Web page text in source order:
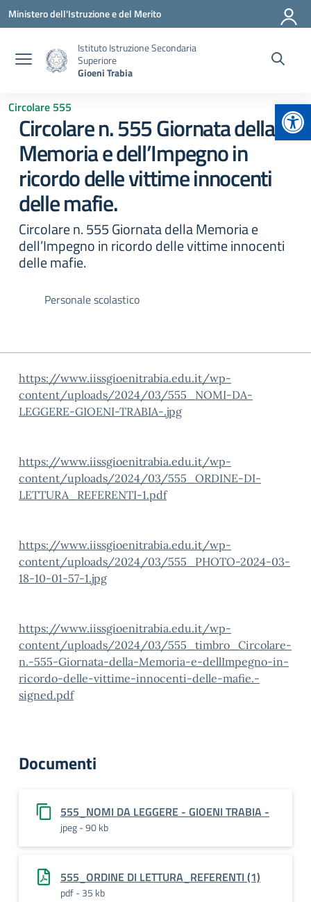
Vai ai contenuti
Vai al menu di navigazione
Vai al footer
Ministero dell'Istruzione e del Merito
Istituto Istruzione Secondaria
Superiore
Gioeni Trabia
Circolare 555
Circolare n. 555 Giornata della
Memoria e dell’Impegno in
ricordo delle vittime innocenti
delle mafie.
Circolare n. 555 Giornata della Memoria e
dell’Impegno in ricordo delle vittime innocenti
delle mafie.
Personale scolastico
https://www.iissgioenitrabia.edu.it/wp-
content/uploads/2024/03/555_NOMI-DA-
LEGGERE-GIOENI-TRABIA-.jpg
https://www.iissgioenitrabia.edu.it/wp-
content/uploads/2024/03/555_ORDINE-DI-
LETTURA_REFERENTI-1.pdf
https://www.iissgioenitrabia.edu.it/wp-
content/uploads/2024/03/555_PHOTO-2024-03-
18-10-01-57-1.jpg
https://www.iissgioenitrabia.edu.it/wp-
content/uploads/2024/03/555_timbro_Circolare-
n.-555-Giornata-della-Memoria-e-dellImpegno-in-
ricordo-delle-vittime-innocenti-delle-mafie.-
signed.pdf
Documenti
555_NOMI DA LEGGERE - GIOENI TRABIA -
jpeg - 90 kb
555_ORDINE DI LETTURA_REFERENTI (1)
pdf - 35 kb